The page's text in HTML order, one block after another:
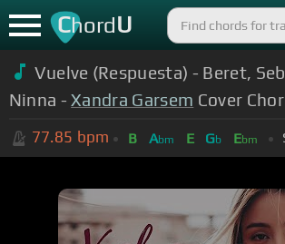
ChordU
Vuelve (Respuesta) - Beret,
Ninna -Xandra Garsem Cover
77.85 bpm B Abm E Gb Ebm